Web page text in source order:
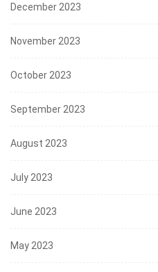
December 2023
November 2023
October 2023
September 2023
August 2023
July 2023
June 2023
May 2023